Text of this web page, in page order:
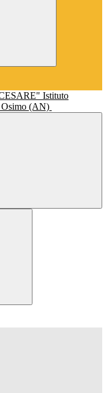
Istituto
Osimo (AN)